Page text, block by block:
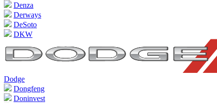
Denza
Derways
DeSoto
DKW
Dodge
Dongfeng
Doninvest